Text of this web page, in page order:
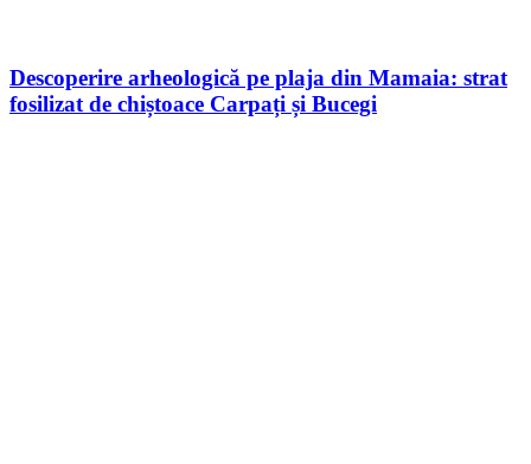
Descoperire arheologică pe plaja din Mamaia: strat
fosilizat de chiștoace Carpați și Bucegi